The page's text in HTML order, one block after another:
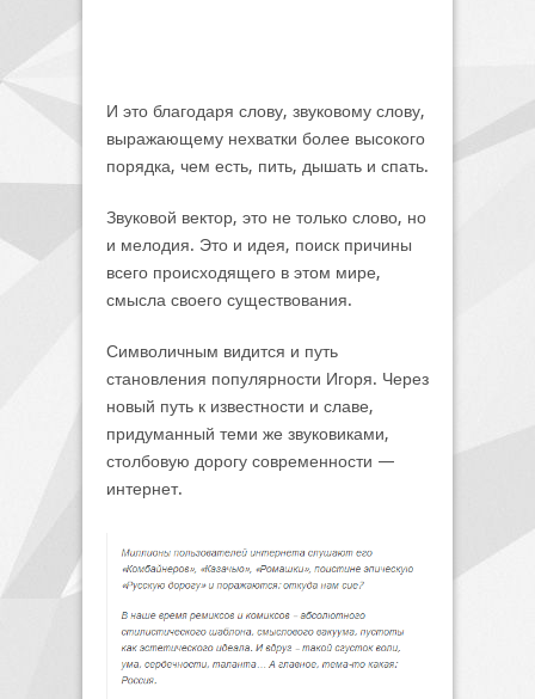
И это благодаря слову, звуковому слову,
выражающему нехватки более высокого
порядка, чем есть, пить, дышать и спать.
Звуковой вектор, это не только слово, но
и мелодия. Это и идея, поиск причины
всего происходящего в этом мире,
смысла своего существования.
Символичным видится и путь
становления популярности Игоря. Через
новый путь к известности и славе,
придуманный теми же звуковиками,
столбовую дорогу современности —
интернет.